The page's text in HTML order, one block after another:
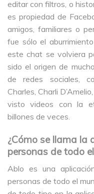
editar con filtros, o
es propiedad de
amigos, familiares o
fue sólo el
este chat se volviera
sido el origen de
de redes sociales,
Charles, Charli
visto videos con la
billones de veces.
¿Cómo se llama la
personas de todo
Ablo es una
personas de todo el